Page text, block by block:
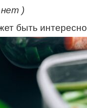
нет )
быть интересно